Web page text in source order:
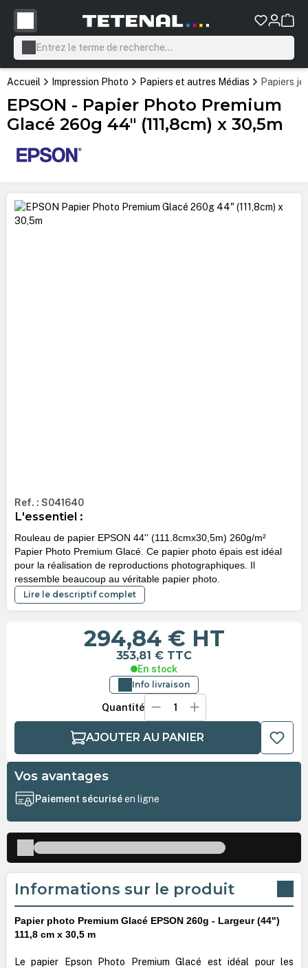
principal
Accueil Impression Photo Papiers et autres Médias Papiers
EPSON - Papier Photo Premium
Glacé 260g 44" (111,8cm) x 30,5m
Ignorer la galerie d'images
Ref. : S041640
L'essentiel :
Rouleau de papier EPSON 44'' (111.8cmx30,5m) 260g/m²
Papier Photo Premium Glacé. Ce papier photo épais est idéal
pour la réalisation de reproductions photographiques. Il
ressemble beaucoup au véritable papier photo.
Lire le descriptif complet
294,84 € HT
353,81 € TTC
En stock
Info livraison
Quantité
AJOUTER AU PANIER
Vos avantages
Paiement sécuriséen ligne
Informations sur le produit
Papier photo Premium Glacé EPSON 260g - Largeur (44")
111,8 cm x 30,5 m
Le papier Epson Photo Premium Glacé est idéal pour les